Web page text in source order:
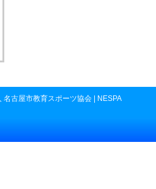
古屋市教育スポーツ協会 | NESPA